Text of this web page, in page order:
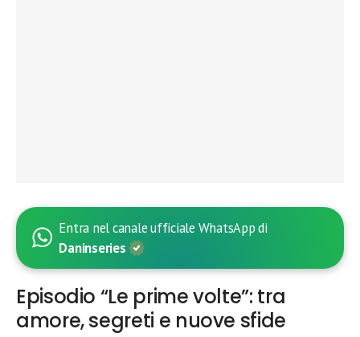
Entra nel canale ufficiale WhatsApp di
Daninseries
Episodio “Le prime volte”: tra
amore, segreti e nuove sfide